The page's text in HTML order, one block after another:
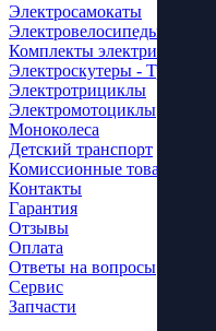
Электросамокаты
Электровелосипеды
Комплекты электрификации
Электроскутеры - Трайки
Электротрициклы
Электромотоциклы
Моноколеса
Детский транспорт
Комиссионные товары
Контакты
Гарантия
Отзывы
Оплата
Ответы на вопросы
Сервис
Запчасти